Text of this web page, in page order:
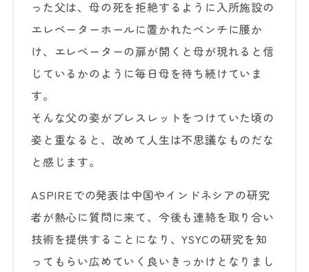
った父は、母の死を拒絶するように入所施設の
エレベーターホールに置かれたベンチに腰か
け、エレベーターの扉が開くと母が現れると信
じているかのように毎日母を待ち続けていま
す。
そんな父の姿がブレスレットをつけていた頃の
姿と重なると、改めて人生は不思議なものだな
と感じます。
ASPIREでの発表は中国やインドネシアの研究
者が熱心に質問に来て、今後も連絡を取り合い
技術を提供することになり、YSYCの研究を知
ってもらい広めていく良いきっかけとなりまし